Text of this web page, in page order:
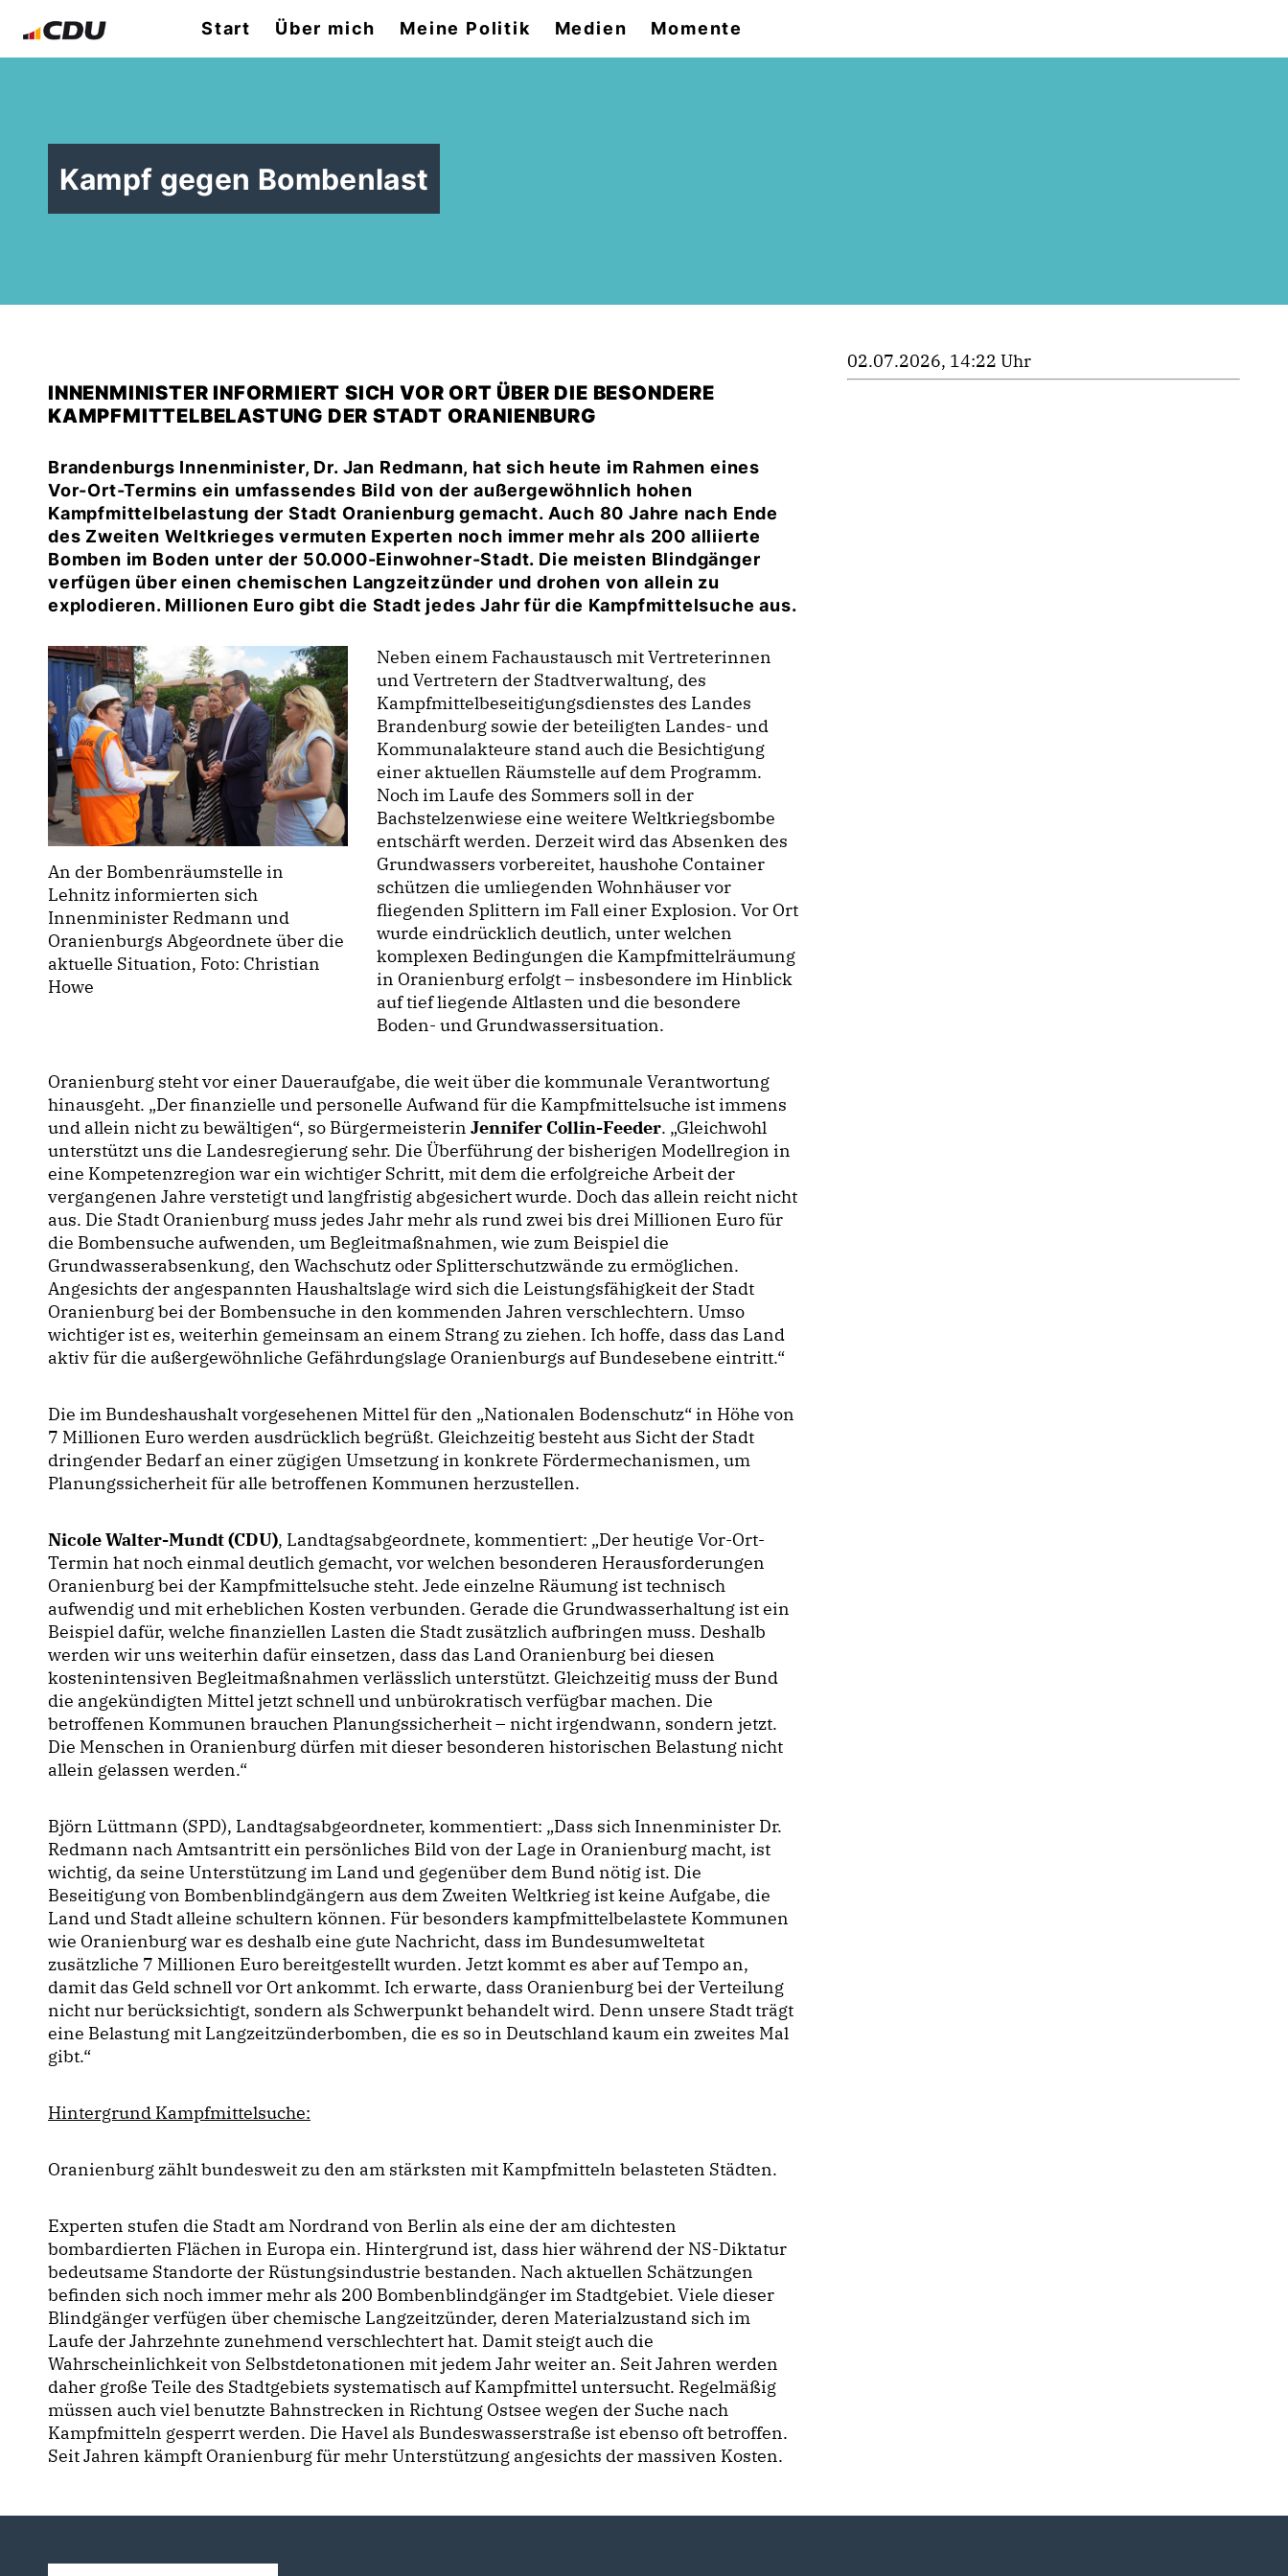
Start Über mich Meine Politik Medien Momente
Kampf gegen Bombenlast
INNENMINISTER INFORMIERT SICH VOR ORT ÜBER DIE BESONDERE
KAMPFMITTELBELASTUNG DER STADT ORANIENBURG
Brandenburgs Innenminister, Dr. Jan Redmann, hat sich heute im Rahmen eines
Vor-Ort-Termins ein umfassendes Bild von der außergewöhnlich hohen
Kampfmittelbelastung der Stadt Oranienburg gemacht. Auch 80 Jahre nach Ende
des Zweiten Weltkrieges vermuten Experten noch immer mehr als 200 alliierte
Bomben im Boden unter der 50.000-Einwohner-Stadt. Die meisten Blindgänger
verfügen über einen chemischen Langzeitzünder und drohen von allein zu
explodieren. Millionen Euro gibt die Stadt jedes Jahr für die Kampfmittelsuche aus.
An der Bombenräumstelle in
Lehnitz informierten sich
Innenminister Redmann und
Oranienburgs Abgeordnete über die
aktuelle Situation, Foto: Christian
Howe
Neben einem Fachaustausch mit Vertreterinnen
und Vertretern der Stadtverwaltung, des
Kampfmittelbeseitigungsdienstes des Landes
Brandenburg sowie der beteiligten Landes- und
Kommunalakteure stand auch die Besichtigung
einer aktuellen Räumstelle auf dem Programm.
Noch im Laufe des Sommers soll in der
Bachstelzenwiese eine weitere Weltkriegsbombe
entschärft werden. Derzeit wird das Absenken des
Grundwassers vorbereitet, haushohe Container
schützen die umliegenden Wohnhäuser vor
fliegenden Splittern im Fall einer Explosion. Vor Ort
wurde eindrücklich deutlich, unter welchen
komplexen Bedingungen die Kampfmittelräumung
in Oranienburg erfolgt – insbesondere im Hinblick
auf tief liegende Altlasten und die besondere
Boden- und Grundwassersituation.
Oranienburg steht vor einer Daueraufgabe, die weit über die kommunale Verantwortung
hinausgeht. „Der finanzielle und personelle Aufwand für die Kampfmittelsuche ist immens
und allein nicht zu bewältigen“, so Bürgermeisterin Jennifer Collin-Feeder. „Gleichwohl
unterstützt uns die Landesregierung sehr. Die Überführung der bisherigen Modellregion in
eine Kompetenzregion war ein wichtiger Schritt, mit dem die erfolgreiche Arbeit der
vergangenen Jahre verstetigt und langfristig abgesichert wurde. Doch das allein reicht nicht
aus. Die Stadt Oranienburg muss jedes Jahr mehr als rund zwei bis drei Millionen Euro für
die Bombensuche aufwenden, um Begleitmaßnahmen, wie zum Beispiel die
Grundwasserabsenkung, den Wachschutz oder Splitterschutzwände zu ermöglichen.
Angesichts der angespannten Haushaltslage wird sich die Leistungsfähigkeit der Stadt
Oranienburg bei der Bombensuche in den kommenden Jahren verschlechtern. Umso
wichtiger ist es, weiterhin gemeinsam an einem Strang zu ziehen. Ich hoffe, dass das Land
aktiv für die außergewöhnliche Gefährdungslage Oranienburgs auf Bundesebene eintritt.“
Die im Bundeshaushalt vorgesehenen Mittel für den „Nationalen Bodenschutz“ in Höhe von
7 Millionen Euro werden ausdrücklich begrüßt. Gleichzeitig besteht aus Sicht der Stadt
dringender Bedarf an einer zügigen Umsetzung in konkrete Fördermechanismen, um
Planungssicherheit für alle betroffenen Kommunen herzustellen.
Nicole Walter-Mundt (CDU), Landtagsabgeordnete, kommentiert: „Der heutige Vor-Ort-
Termin hat noch einmal deutlich gemacht, vor welchen besonderen Herausforderungen
Oranienburg bei der Kampfmittelsuche steht. Jede einzelne Räumung ist technisch
aufwendig und mit erheblichen Kosten verbunden. Gerade die Grundwasserhaltung ist ein
Beispiel dafür, welche finanziellen Lasten die Stadt zusätzlich aufbringen muss. Deshalb
werden wir uns weiterhin dafür einsetzen, dass das Land Oranienburg bei diesen
kostenintensiven Begleitmaßnahmen verlässlich unterstützt. Gleichzeitig muss der Bund
die angekündigten Mittel jetzt schnell und unbürokratisch verfügbar machen. Die
betroffenen Kommunen brauchen Planungssicherheit – nicht irgendwann, sondern jetzt.
Die Menschen in Oranienburg dürfen mit dieser besonderen historischen Belastung nicht
allein gelassen werden.“
Björn Lüttmann (SPD), Landtagsabgeordneter, kommentiert: „Dass sich Innenminister Dr.
Redmann nach Amtsantritt ein persönliches Bild von der Lage in Oranienburg macht, ist
wichtig, da seine Unterstützung im Land und gegenüber dem Bund nötig ist. Die
Beseitigung von Bombenblindgängern aus dem Zweiten Weltkrieg ist keine Aufgabe, die
Land und Stadt alleine schultern können. Für besonders kampfmittelbelastete Kommunen
wie Oranienburg war es deshalb eine gute Nachricht, dass im Bundesumweltetat
zusätzliche 7 Millionen Euro bereitgestellt wurden. Jetzt kommt es aber auf Tempo an,
damit das Geld schnell vor Ort ankommt. Ich erwarte, dass Oranienburg bei der Verteilung
nicht nur berücksichtigt, sondern als Schwerpunkt behandelt wird. Denn unsere Stadt trägt
eine Belastung mit Langzeitzünderbomben, die es so in Deutschland kaum ein zweites Mal
gibt.“
Hintergrund Kampfmittelsuche:
Oranienburg zählt bundesweit zu den am stärksten mit Kampfmitteln belasteten Städten.
Experten stufen die Stadt am Nordrand von Berlin als eine der am dichtesten
bombardierten Flächen in Europa ein. Hintergrund ist, dass hier während der NS-Diktatur
bedeutsame Standorte der Rüstungsindustrie bestanden. Nach aktuellen Schätzungen
befinden sich noch immer mehr als 200 Bombenblindgänger im Stadtgebiet. Viele dieser
Blindgänger verfügen über chemische Langzeitzünder, deren Materialzustand sich im
Laufe der Jahrzehnte zunehmend verschlechtert hat. Damit steigt auch die
Wahrscheinlichkeit von Selbstdetonationen mit jedem Jahr weiter an. Seit Jahren werden
daher große Teile des Stadtgebiets systematisch auf Kampfmittel untersucht. Regelmäßig
müssen auch viel benutzte Bahnstrecken in Richtung Ostsee wegen der Suche nach
Kampfmitteln gesperrt werden. Die Havel als Bundeswasserstraße ist ebenso oft betroffen.
Seit Jahren kämpft Oranienburg für mehr Unterstützung angesichts der massiven Kosten.
02.07.2026, 14:22 Uhr